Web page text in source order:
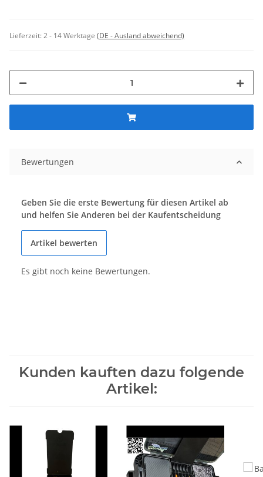
Lieferzeit:2 - 14 Werktage (DE - Ausland abweichend)
Bewertungen
Geben Sie die erste Bewertung für diesen Artikel ab
und helfen Sie Anderen bei der Kaufentscheidung
Artikel bewerten
Es gibt noch keine Bewertungen.
Kunden kauften dazu folgende
Artikel: